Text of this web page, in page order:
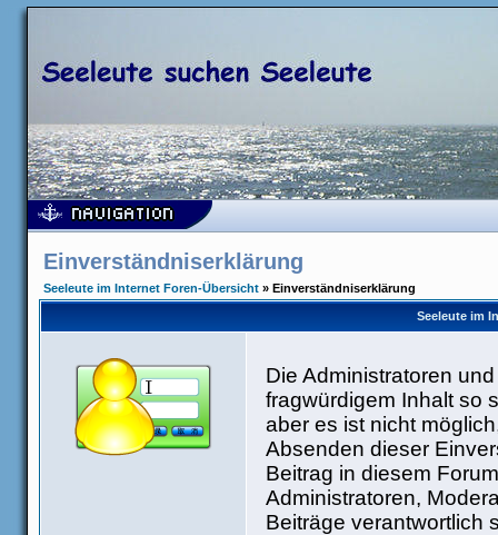
Einverständniserklärung
Seeleute im Internet Foren-Übersicht » Einverständniserklärung
Seeleute im
Die Administratoren
fragwürdigem Inhalt so
aber es ist nicht
Absenden dieser
Beitrag in diesem
Administratoren,
Beiträge verantwortlich